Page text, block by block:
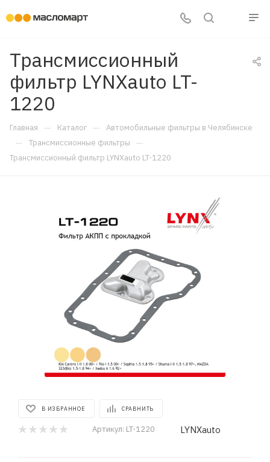
Трансмиссионный
фильтр LYNXauto LT-
1220
Главная — Каталог — Автомобильные фильтры в Челябинске
— Трансмиссионные фильтры —
Трансмиссионный фильтр LYNXauto LT-1220
В ИЗБРАННОЕ СРАВНИТЬ
Артикул: LT-1220 LYNXauto